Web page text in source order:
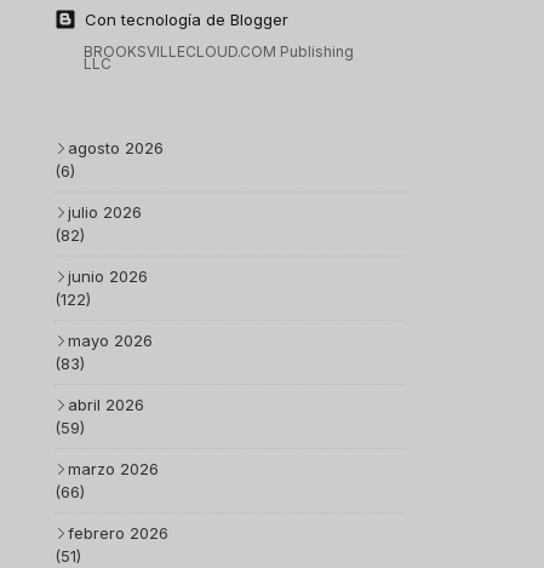
Con tecnología de Blogger
BROOKSVILLECLOUD.COM Publishing
LLC
agosto 2026
(6)
julio 2026
(82)
junio 2026
(122)
mayo 2026
(83)
abril 2026
(59)
marzo 2026
(66)
febrero 2026
(51)